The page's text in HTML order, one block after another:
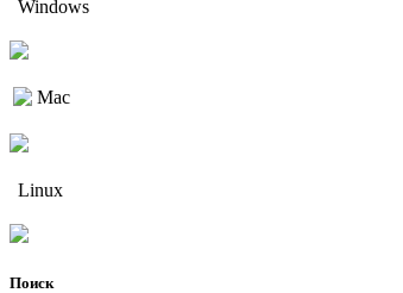
Windows
Mac
Linux
Поиск